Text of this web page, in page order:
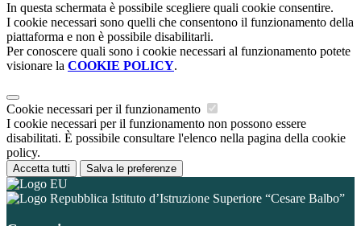
In questa schermata è possibile scegliere quali cookie consentire.
I cookie necessari sono quelli che consentono il funzionamento della
piattaforma e non è possibile disabilitarli.
Per conoscere quali sono i cookie necessari al funzionamento potete
visionare la COOKIE POLICY.
Cookie necessari per il funzionamento
I cookie necessari per il funzionamento non possono essere
disabilitati. È possibile consultare l'elenco nella pagina della cookie
policy.
Accetta tutti Salva le preferenze
Istituto d’Istruzione Superiore “Cesare Balbo”